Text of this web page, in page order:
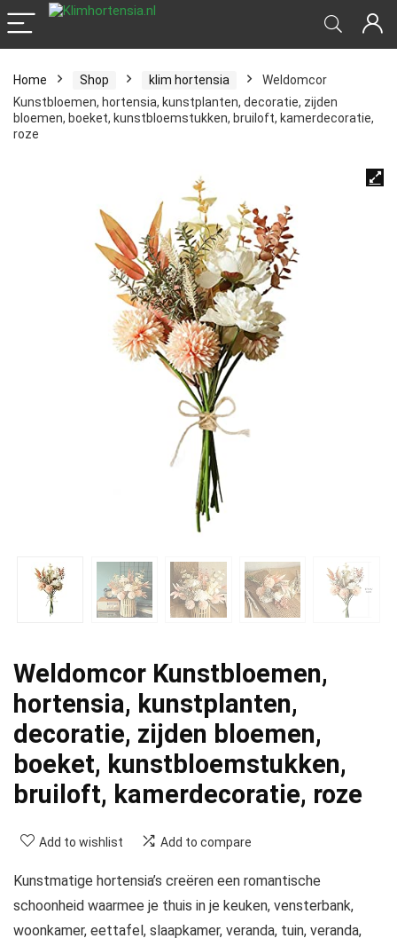
Home Shop klim hortensia
Weldomcor
Kunstbloemen, hortensia, kunstplanten, decoratie, zijden
bloemen, boeket, kunstbloemstukken, bruiloft, kamerdecoratie,
roze
Weldomcor Kunstbloemen,
hortensia, kunstplanten,
decoratie, zijden bloemen,
boeket, kunstbloemstukken,
bruiloft, kamerdecoratie, roze
Add to wishlist Add to compare
Kunstmatige hortensia’s creëren een romantische
schoonheid waarmee je thuis in je keuken, vensterbank,
woonkamer, eettafel, slaapkamer, veranda, tuin, veranda,